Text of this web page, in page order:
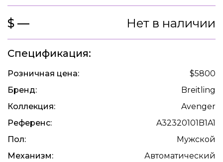
$ — Нет в наличии
Спецификация:
Розничная цена:
$5800
Бренд:
Breitling
Коллекция:
Avenger
Референс:
A32320101B1A1
Пол:
Мужской
Механизм:
Автоматический